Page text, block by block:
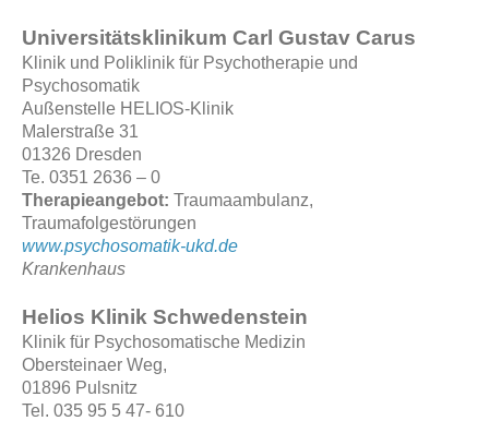
Universitätsklinikum Carl Gustav Carus
Klinik und Poliklinik für Psychotherapie und
Psychosomatik
Außenstelle HELIOS-Klinik
Malerstraße 31
01326 Dresden
Te. 0351 2636 – 0
Therapieangebot: Traumaambulanz,
Traumafolgestörungen
www.psychosomatik-ukd.de
Krankenhaus
Helios Klinik Schwedenstein
Klinik für Psychosomatische Medizin
Obersteinaer Weg,
01896 Pulsnitz
Tel. 035 95 5 47- 610